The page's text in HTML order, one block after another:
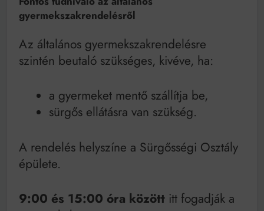
gyermekszakrendelésről
Az általános gyermekszakrendelésre
szintén beutaló szükséges, kivéve, ha:
a gyermeket mentő szállítja be,
sürgős ellátásra van szükség.
A rendelés helyszíne a Sürgősségi Osztály
épülete.
9:00 és 15:00 óra között itt fogadják a